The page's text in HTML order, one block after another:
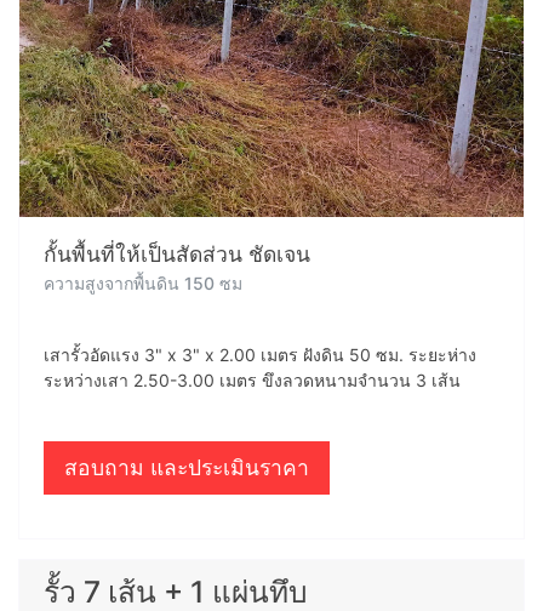
กั้นพื้นที่ให้เป็นสัดส่วน ชัดเจน
ความสูงจากพื้นดิน 150 ซม
เสารั้วอัดแรง 3" x 3" x 2.00 เมตร ฝังดิน 50 ซม. ระยะห่าง
ระหว่างเสา 2.50-3.00 เมตร ขึงลวดหนามจำนวน 3 เส้น
สอบถาม และประเมินราคา
รั้ว 7 เส้น + 1 แผ่นทึบ